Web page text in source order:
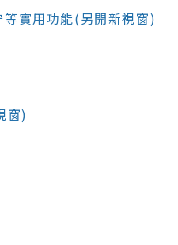
實用功能(另開新視窗)
窗)